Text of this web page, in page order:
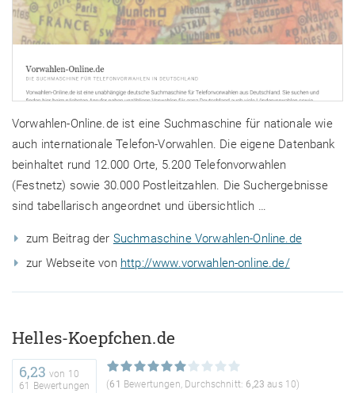
Vorwahlen-Online.de ist eine Suchmaschine für nationale wie
auch internationale Telefon-Vorwahlen. Die eigene Datenbank
beinhaltet rund 12.000 Orte, 5.200 Telefonvorwahlen
(Festnetz) sowie 30.000 Postleitzahlen. Die Suchergebnisse
sind tabellarisch angeordnet und übersichtlich …
zum Beitrag der Suchmaschine Vorwahlen-Online.de
zur Webseite von http://www.vorwahlen-online.de/
Helles-Koepfchen.de
6,23 von 10
61 Bewertungen
(61 Bewertungen, Durchschnitt: 6,23 aus 10)